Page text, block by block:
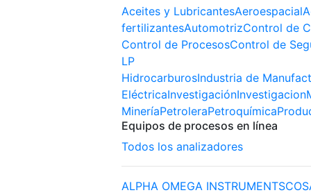
Aceites y LubricantesAeroespacial
fertilizantesAutomotrizControl de
Control de ProcesosControl de
LP
HidrocarburosIndustria de
EléctricaInvestigaciónInvestigacion
MineríaPetroleraPetroquímica
Equipos de procesos en línea
Todos los analizadores
ALPHA OMEGA INSTRUMENTS